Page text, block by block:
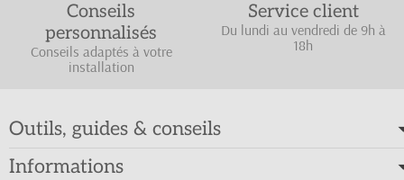
Conseils
personnalisés
Conseils adaptés à votre
installation
Service client
Du lundi au vendredi de 9h à
18h
Outils, guides & conseils
Informations